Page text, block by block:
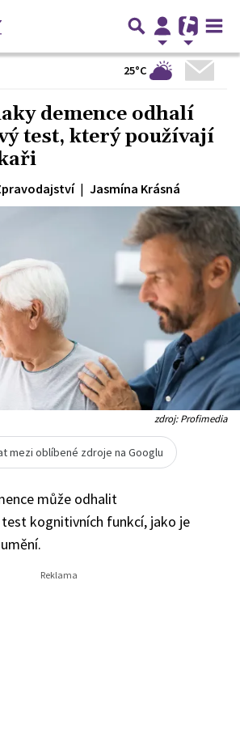
25°C
demence odhalí
test, který používají
| Jasmína Krásná
zdroj: Profimedia
mezi oblíbené zdroje na Googlu
může odhalit
kognitivních funkcí, jako je